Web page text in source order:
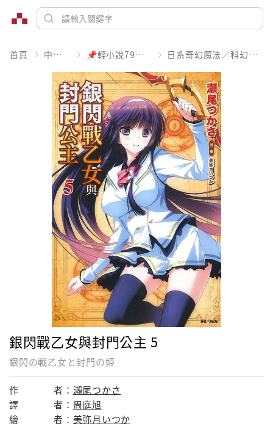
首頁 中文書 📌輕小說79折起 日系奇幻魔法／科幻冒險
銀閃戰乙女與封門公主 5
銀閃の戦乙女と封門の姫
作 者： 瀨尾つかさ
譯
者： 周庭旭
繪
者： 美弥月いつか